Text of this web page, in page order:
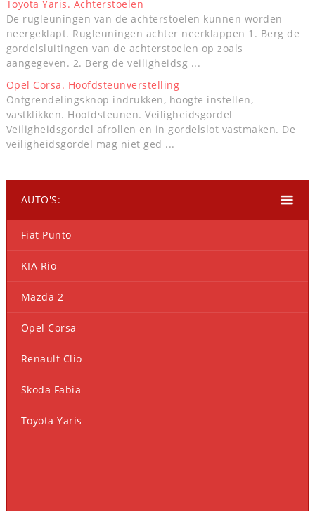
Toyota Yaris. Achterstoelen
De rugleuningen van de achterstoelen kunnen worden
neergeklapt. Rugleuningen achter neerklappen 1. Berg de
gordelsluitingen van de achterstoelen op zoals
aangegeven. 2. Berg de veiligheidsg ...
Opel Corsa. Hoofdsteunverstelling
Ontgrendelingsknop indrukken, hoogte instellen,
vastklikken. Hoofdsteunen. Veiligheidsgordel
Veiligheidsgordel afrollen en in gordelslot vastmaken. De
veiligheidsgordel mag niet ged ...
AUTO'S:
Fiat Punto
KIA Rio
Mazda 2
Opel Corsa
Renault Clio
Skoda Fabia
Toyota Yaris